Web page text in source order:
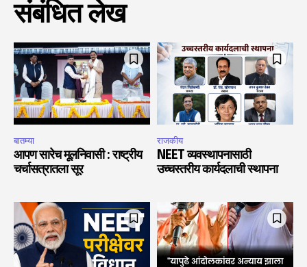
संबंधित लेख
बातम्या
आपण सारेच मूलनिवासी : राष्ट्रीय
चर्चासत्रातला सूर
राजकीय
NEET व्यवस्थापनासाठी
उच्चस्तरीय कार्यदलाची स्थापना